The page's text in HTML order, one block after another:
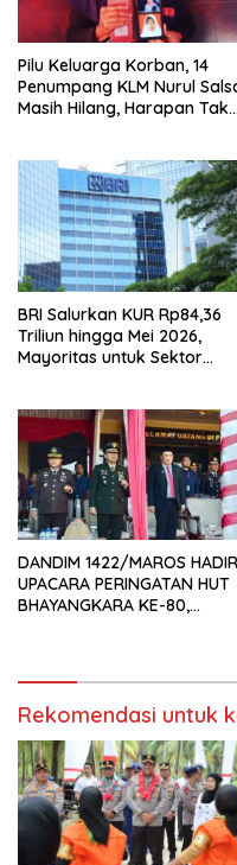
‎Pilu Keluarga Korban, 14
Penumpang KLM Nurul
Masih Hilang, Harapan Tak
BRI Salurkan KUR Rp84,36
Triliun hingga Mei 2026,
Mayoritas untuk Sektor
DANDIM 1422/MAROS
UPACARA PERINGATAN HUT
BHAYANGKARA KE-80,
Rekomendasi untuk